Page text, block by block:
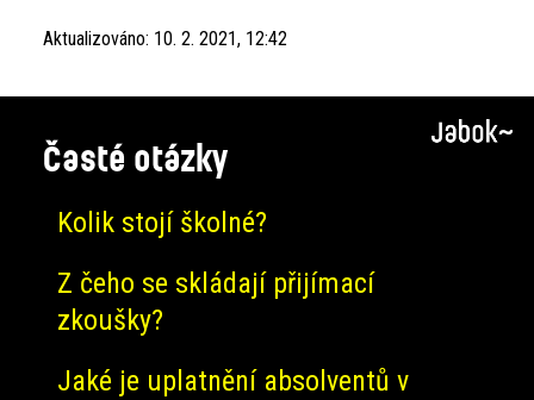
Aktualizováno: 10. 2. 2021, 12:42
Časté otázky
Kolik stojí školné?
Z čeho se skládají přijímací
zkoušky?
Jaké je uplatnění absolventů v